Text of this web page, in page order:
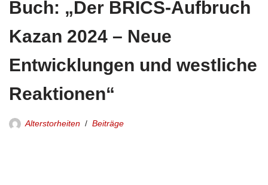
Buch: „Der BRICS-Aufbruch
Kazan 2024 – Neue
Entwicklungen und westliche
Reaktionen“
Alterstorheiten Beiträge